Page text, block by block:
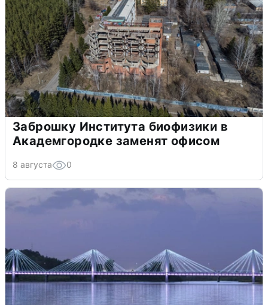
Заброшку Института биофизики в
Академгородке заменят офисом
8 августа 0